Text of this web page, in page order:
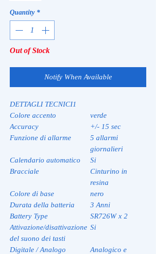
Quantity *
Out of Stock
Notify When Available
DETTAGLI TECNICI1
Colore accento
verde
Accuracy
+/- 15 sec
Funzione di allarme
5 allarmi
giornalieri
Calendario automatico
Si
Bracciale
Cinturino in
resina
Colore di base
nero
Durata della batteria
3 Anni
Battery Type
SR726W x 2
Attivazione/disattivazione
del suono dei tasti
Si
Digitale / Analogo
Analogico e